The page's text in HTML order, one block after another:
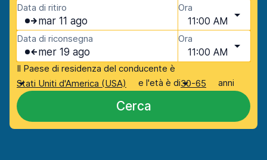
Data di ritiro
mar 11 ago
Ora
11:00 AM
Data di riconsegna
mer 19 ago
Ora
11:00 AM
Il Paese di residenza del conducente è
Stati Uniti d'America (USA)
e l'età è di30-65 anni
Cerca